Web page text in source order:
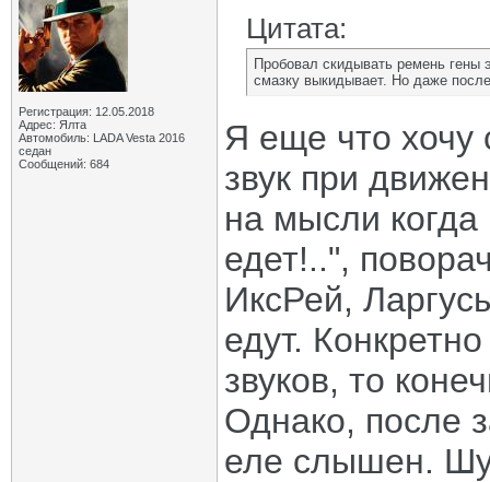
Регистрация: 12.05.2018
Адрес: Ялта
Автомобиль: LADA Vesta 2016
седан
Сообщений: 684
Цитата:
Пробовал скидывать ремень гены
смазку выкидывает. Но даже
Я еще что хочу
звук при
на мысли
едет!..",
ИксРей,
едут.
звуков, то
Однако, после
еле слышен.